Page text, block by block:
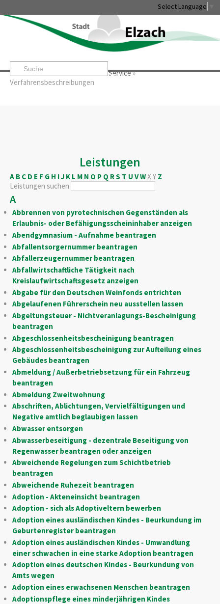
Select Language
Startseite» »Service»
Verfahrensbeschreibungen
Leben & Erleben Rathaus & Service
Leistungen
A B C D E F G H IJ K L M N O P Q RS T U VWX Y Z
Leistungen suchen
A
Abbrennen von pyrotechnischen Gegenständen als
Erlaubnis- oder Befähigungsscheininhaber anzeigen
Abendgymnasium - Aufnahme beantragen
Abfallentsorgernummer beantragen
Abfallerzeugernummer beantragen
Abfallwirtschaftliche Tätigkeit nach
Kreislaufwirtschaftsgesetz anzeigen
Abgabe für den Deutschen Weinfonds entrichten
Abgelaufenen Führerschein neu ausstellen lassen
Abgeltungsteuer - Nichtveranlagungs-Bescheinigung
beantragen
Abgeschlossenheitsbescheinigung beantragen
Abgeschlossenheitsbescheinigung zur Aufteilung eines
Gebäudes beantragen
Abmeldung / Außerbetriebsetzung für ein Fahrzeug
beantragen
Abmeldung Zweitwohnung
Abschriften, Ablichtungen, Vervielfältigungen und
Negative amtlich beglaubigen lassen
Abwasser entsorgen
Abwasserbeseitigung - dezentrale Beseitigung von
Regenwasser beantragen oder anzeigen
Abweichende Regelungen zum Schichtbetrieb
beantragen
Abweichende Ruhezeit beantragen
Adoption - Akteneinsicht beantragen
Adoption - sich als Adoptiveltern bewerben
Adoption eines ausländischen Kindes - Beurkundung im
Geburtenregister beantragen
Adoption eines ausländischen Kindes - Umwandlung
einer schwachen in eine starke Adoption beantragen
Adoption eines deutschen Kindes - Beurkundung von
Amts wegen
Adoption eines erwachsenen Menschen beantragen
Adoptionspflege eines minderjährigen Kindes